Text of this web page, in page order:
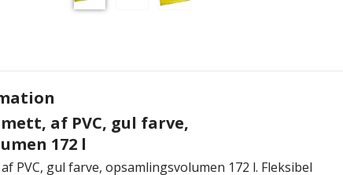
af PVC, gul farve,
172 l
PVC, gul farve, opsamlingsvolumen 172 l. Fleksibel